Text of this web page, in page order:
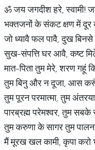
ॐ जय जगदीश हरे, स्वामी!
भक्तजनों के संकट क्षण में दूर
जो ध्यावै फल पावै, दुख
सुख-संपत्ति घर आवै, कष्ट
मात-पिता तुम मेरे, शरण गहूं
तुम बिनु और न दूजा, आस
तुम पूरन परमात्मा, तुम
पारब्रह्म परेमश्वर, तुम
तुम करुणा के सागर तुम
मैं मूरख खल कामी, कृपा करो